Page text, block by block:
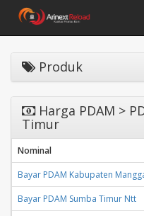
Produk
Harga PDAM >
Timur
Nominal
Bayar PDAM Kabupaten
Bayar PDAM Sumba Timur Ntt